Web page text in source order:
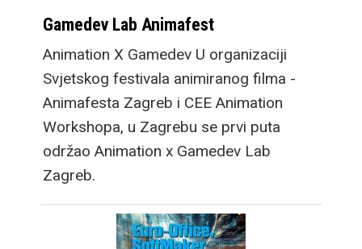
Gamedev Lab Animafest
Animation X Gamedev U organizaciji
Svjetskog festivala animiranog filma -
Animafesta Zagreb i CEE Animation
Workshopa, u Zagrebu se prvi puta
održao Animation x Gamedev Lab
Zagreb.